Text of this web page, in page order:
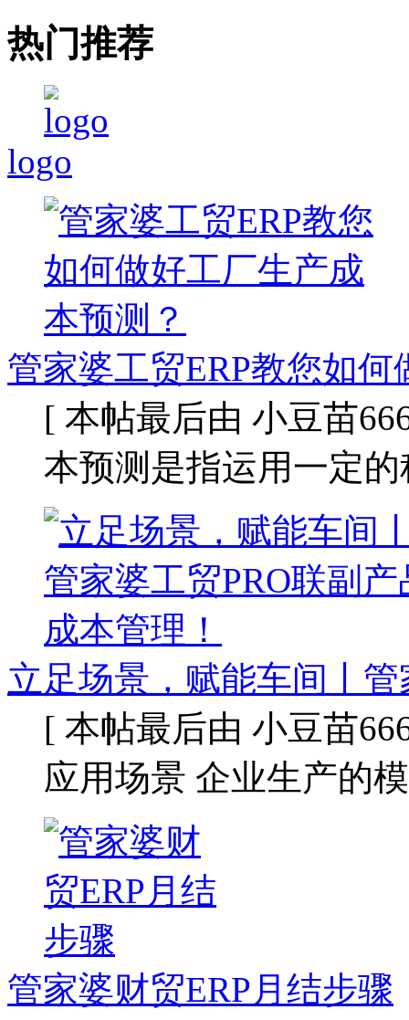
热门推荐
logo
管家婆工贸ERP教您如何
[ 本帖最后由 小豆苗
本预测是指运用一定
立足场景，赋能车间丨管
[ 本帖最后由 小豆苗
应用场景 企业生产的
管家婆财贸ERP月结步骤